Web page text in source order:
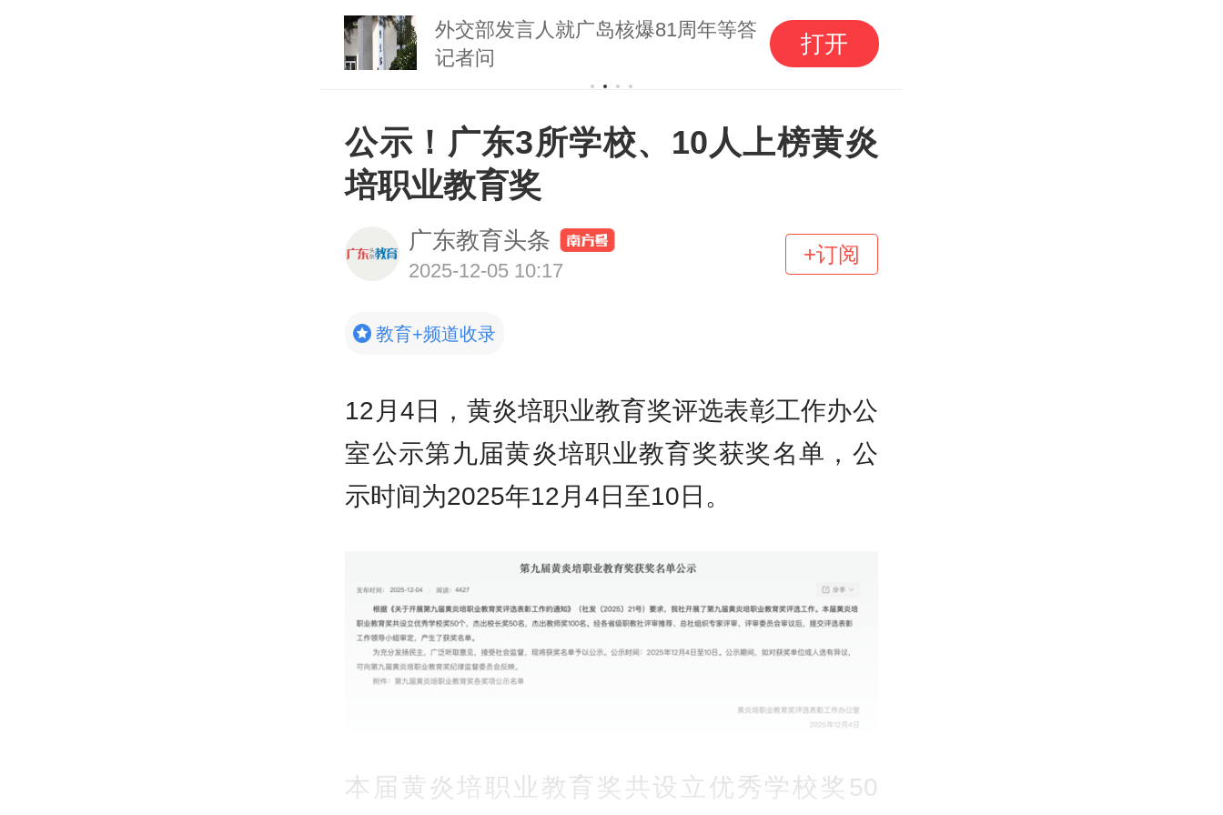
外交部发言人就广岛核爆81周年等答
记者问
打开
公示！广东3所学校、10人上榜黄炎
培职业教育奖
广东教育头条
2025-12-05 10:17
+订阅
教育+频道收录
12月4日，黄炎培职业教育奖评选表彰工作办公
室公示第九届黄炎培职业教育奖获奖名单，公
示时间为2025年12月4日至10日。
本届黄炎培职业教育奖共设立优秀学校奖50